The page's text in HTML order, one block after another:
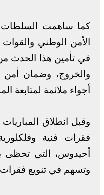
كما ساهمت السلطات
الأمن الوطني
في تأمين هذا الحدث
والخروج، وضمان أمن
أجواء ملائمة لمتابعة
وقبل انطلاق
فقرات فنية
أحيدوس، التي تحظى
وتسهم في تنويع فقرات